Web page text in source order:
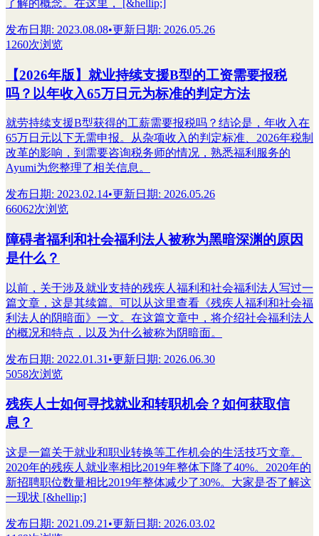
了解的概念。在这里， [&hellip;]
发布日期: 2023.08.08•更新日期: 2026.05.26
1260次浏览
【2026年版】就业持续支援B型的工资需要报税
吗？以年收入65万日元为标准的判定方法
就劳持续支援B型获得的工薪需要报税吗？结论是，年收入在
65万日元以下无需申报。从杂项收入的判定标准、2026年税制
改革的影响，到需要咨询税务师的情况，熟悉福利服务的
Ayumi为您整理了相关信息。
发布日期: 2023.02.14•更新日期: 2026.05.26
66062次浏览
障碍者福利和社会福利法人被称为黑暗深渊的原因
是什么？
以前，关于涉及就业支持的残疾人福利和社会福利法人写过一
篇文章，这是其续篇。可以从这里查看《残疾人福利和社会福
利法人的阴暗面》一文。在这篇文章中，将介绍社会福利法人
的概况和特点，以及为什么被称为阴暗面。
发布日期: 2022.01.31 •更新日期: 2026.06.30
5058次浏览
残疾人士如何寻找就业和转职机会？如何获取信
息？
这是一篇关于就业和职业转换等工作机会的生活技巧文章。
2020年的残疾人就业率相比2019年整体下降了40%。2020年的
新招聘职位数量相比2019年整体减少了30%。大家是否了解这
一现状 [&hellip;]
发布日期: 2021.09.21 •更新日期: 2026.03.02